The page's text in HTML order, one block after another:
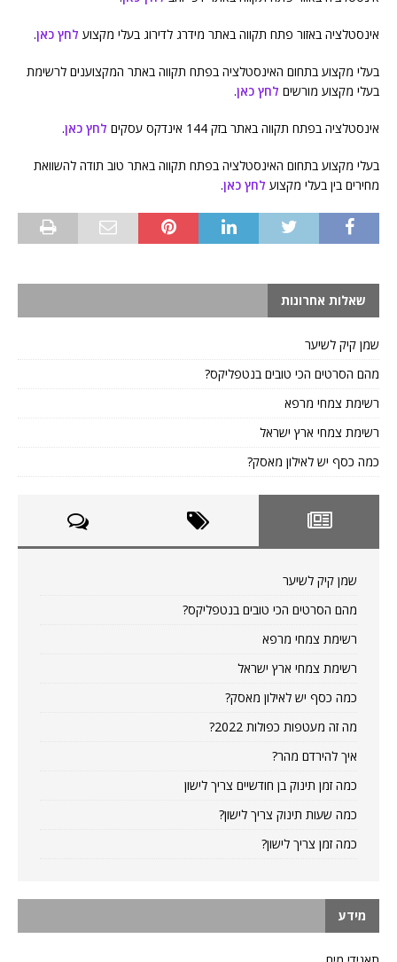
אינסטלציה באזור פתח תקווה באתר מידרג לדירוג בעלי מקצוע לחץ כאן.
בעלי מקצוע בתחום האינסטלציה בפתח תקווה באתר המקצוענים לרשימת
בעלי מקצוע מורשים לחץ כאן.
אינסטלציה בפתח תקווה באתר בזק 144 אינדקס עסקים לחץ כאן.
בעלי מקצוע בתחום האינסטלציה בפתח תקווה באתר טוב תודה להשוואת
מחירים בין בעלי מקצוע לחץ כאן.
שאלות אחרונות
שמן קיק לשיער
מהם הסרטים הכי טובים בנטפליקס?
רשימת צמחי מרפא
רשימת צמחי ארץ ישראל
כמה כסף יש לאילון מאסק?
שמן קיק לשיער
מהם הסרטים הכי טובים בנטפליקס?
רשימת צמחי מרפא
רשימת צמחי ארץ ישראל
כמה כסף יש לאילון מאסק?
מה זה מעטפות כפולות 2022?
איך להירדם מהר?
כמה זמן תינוק בן חודשיים צריך לישון
כמה שעות תינוק צריך לישון?
כמה זמן צריך לישון?
מידע